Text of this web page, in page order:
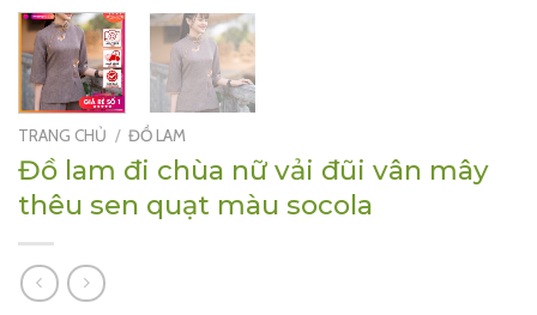
TRANG CHỦ / ĐỒ LAM
Đồ lam đi chùa nữ vải đũi vân mây
thêu sen quạt màu socola